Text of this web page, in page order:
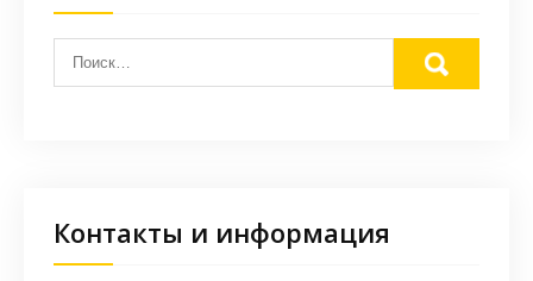
Контакты и информация